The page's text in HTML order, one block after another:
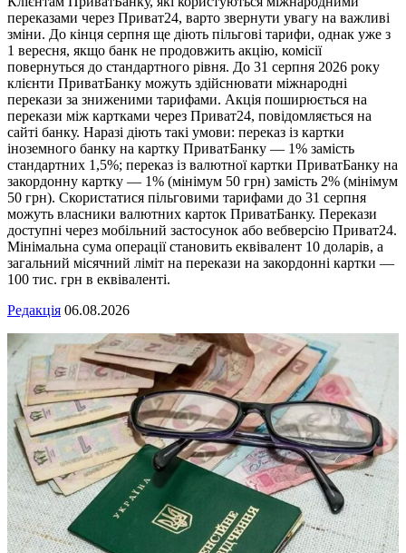
переказами через Приват24, варто звернути увагу на важливі
зміни. До кінця серпня ще діють пільгові тарифи, однак уже з
1 вересня, якщо банк не продовжить акцію, комісії
повернуться до стандартного рівня. До 31 серпня 2026 року
клієнти ПриватБанку можуть здійснювати міжнародні
перекази за зниженими тарифами. Акція поширюється на
перекази між картками через Приват24, повідомляється на
сайті банку. Наразі діють такі умови: переказ із картки
іноземного банку на картку ПриватБанку — 1% замість
стандартних 1,5%; переказ із валютної картки ПриватБанку на
закордонну картку — 1% (мінімум 50 грн) замість 2% (мінімум
50 грн). Скористатися пільговими тарифами до 31 серпня
можуть власники валютних карток ПриватБанку. Перекази
доступні через мобільний застосунок або вебверсію Приват24.
Мінімальна сума операції становить еквівалент 10 доларів, а
загальний місячний ліміт на перекази на закордонні картки —
100 тис. грн в еквіваленті.
Редакція 06.08.2026